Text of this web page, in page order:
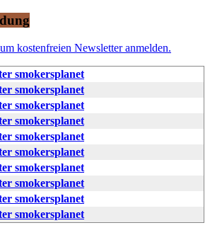
kostenfreien Newsletter anmelden.
smokersplanet
smokersplanet
smokersplanet
smokersplanet
smokersplanet
smokersplanet
smokersplanet
smokersplanet
smokersplanet
smokersplanet